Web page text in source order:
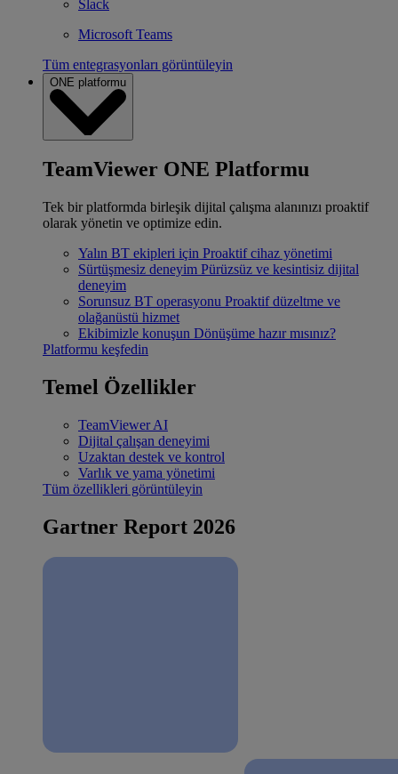
Slack
Microsoft Teams
Tüm entegrasyonları görüntüleyin
ONE platformu
TeamViewer ONE Platformu
Tek bir platformda birleşik dijital çalışma alanınızı proaktif
olarak yönetin ve optimize edin.
Yalın BT ekipleri için Proaktif cihaz yönetimi
Sürtüşmesiz deneyim Pürüzsüz ve kesintisiz dijital
deneyim
Sorunsuz BT operasyonu Proaktif düzeltme ve
olağanüstü hizmet
Ekibimizle konuşun Dönüşüme hazır mısınız?
Platformu keşfedin
Temel Özellikler
TeamViewer AI
Dijital çalışan deneyimi
Uzaktan destek ve kontrol
Varlık ve yama yönetimi
Tüm özellikleri görüntüleyin
Gartner Report 2026